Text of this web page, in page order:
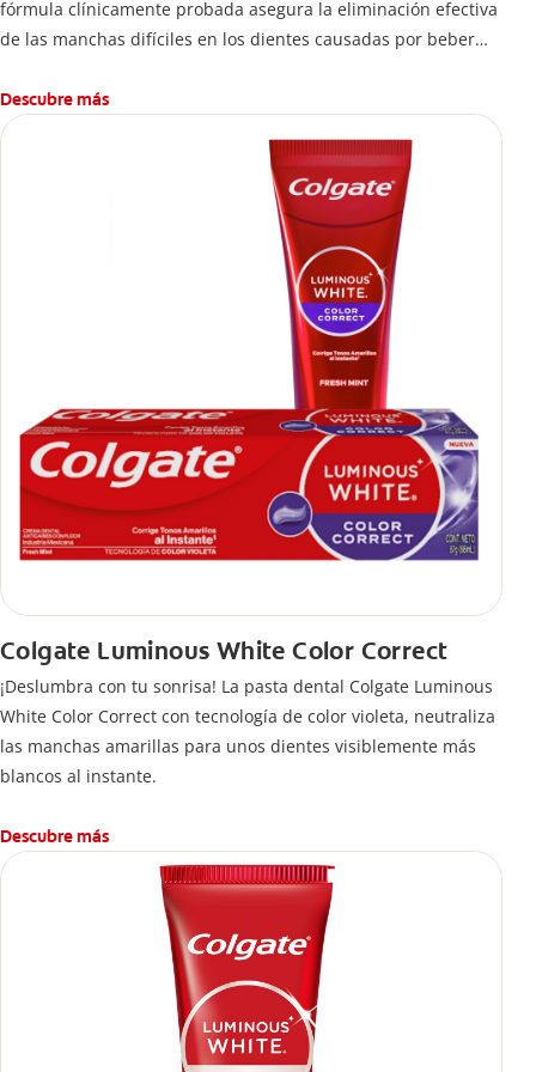
fórmula clínicamente probada asegura la eliminación efectiva
de las manchas difíciles en los dientes causadas por beber
Descubre más
Colgate Luminous White Color Correct
¡Deslumbra con tu sonrisa! La pasta dental Colgate Luminous
White Color Correct con tecnología de color violeta, neutraliza
las manchas amarillas para unos dientes visiblemente más
blancos al instante.
Descubre más